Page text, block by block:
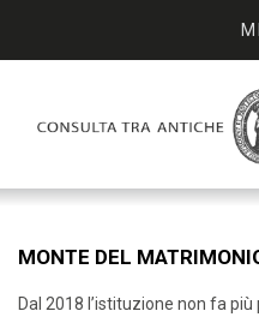
MONTE DEL
Dal 2018 l’istituzione non fa